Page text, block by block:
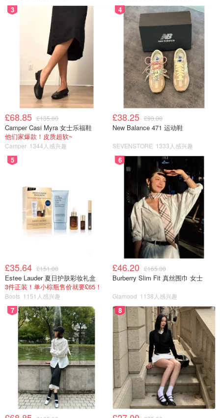
3
£68.85 £135.00
Camper Casi Myra 女士乐福鞋
他们家爆款！皮质超软~
Camper 1344人感兴趣
4
£38.25 £90.00
New Balance 471 运动鞋
SEVENSTORE 1333人感兴趣
5
£35.64 £151.00
Estee Lauder 夏日护肤彩妆礼盒
3件正装！单小棕瓶售价就要£65！
Boots 1151人感兴趣
6
£46.20 £165.00
Burberry Slim Fit 真丝围巾 女士
Glamood 1138人感兴趣
7 8